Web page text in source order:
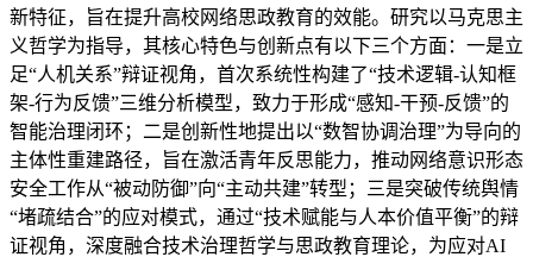
新特征，旨在提升高校网络思政教育的效能。研究以马克思主
义哲学为指导，其核心特色与创新点有以下三个方面：一是立
足“人机关系”辩证视角，首次系统性构建了“技术逻辑-认知框
架-行为反馈”三维分析模型，致力于形成“感知-干预-反馈”的
智能治理闭环；二是创新性地提出以“数智协调治理”为导向的
主体性重建路径，旨在激活青年反思能力，推动网络意识形态
安全工作从“被动防御”向“主动共建”转型；三是突破传统舆情
“堵疏结合”的应对模式，通过“技术赋能与人本价值平衡”的辩
证视角，深度融合技术治理哲学与思政教育理论，为应对AI